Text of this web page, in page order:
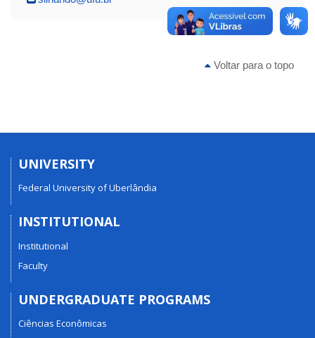
Voltar para o topo
UNIVERSITY
Federal University of Uberlândia
INSTITUTIONAL
Institutional
Faculty
UNDERGRADUATE PROGRAMS
Ciências Econômicas